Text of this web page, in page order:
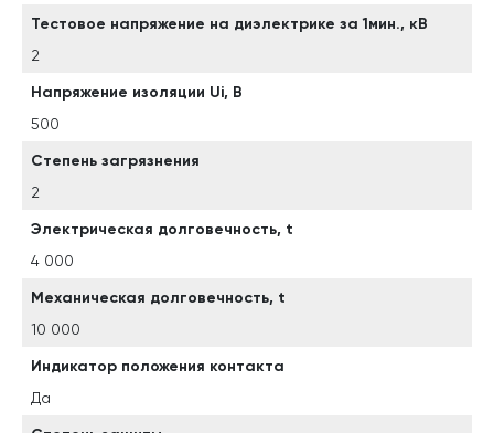
Тестовое напряжение на диэлектрике за 1мин., кВ
2
Напряжение изоляции Ui, B
500
Степень загрязнения
2
Электрическая долговечность, t
4 000
Механическая долговечность, t
10 000
Индикатор положения контакта
Да